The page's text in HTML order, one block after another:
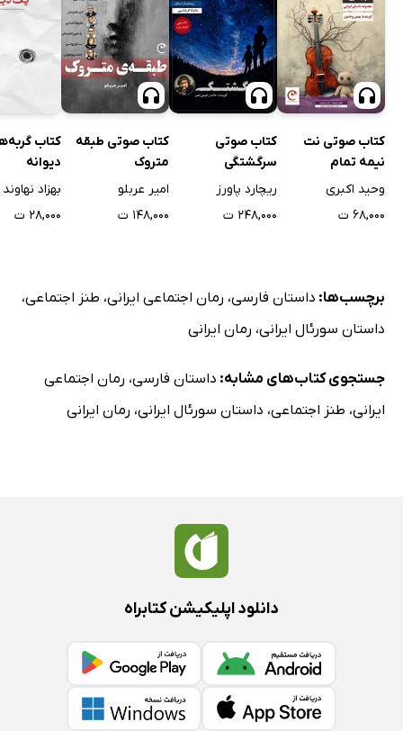
کتاب صوتی نت
نیمه تمام
وحید اکبری
۶۸,۰۰۰ ت
کتاب صوتی
سرگشتگی
ریچارد پاورز
۲۴۸,۰۰۰ ت
کتاب صوتی طبقه
متروک
امیر عربلو
۱۴۸,۰۰۰ ت
کتاب
دیوانه
بهزاد نهاوند
۲۸,۰۰۰ ت
برچسب‌ها: داستان فارسی، رمان اجتماعی ایرانی، طنز اجتماعی،
داستان سورئال ایرانی، رمان ایرانی
جستجوی کتاب‌های مشابه: داستان فارسی، رمان اجتماعی
ایرانی، طنز اجتماعی، داستان سورئال ایرانی، رمان ایرانی
دانلود اپلیکیشن کتابراه